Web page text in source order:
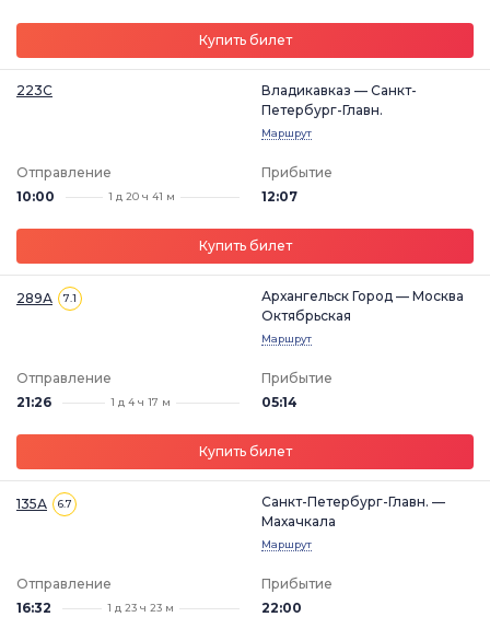
Купить билет
223С
Владикавказ — Санкт-
Петербург-Главн.
Маршрут
Отправление
10:00
1 д 20 ч 41 м
Прибытие
12:07
Купить билет
289А 7.1
Архангельск Город — Москва
Октябрьская
Маршрут
Отправление
21:26
1 д 4 ч 17 м
Прибытие
05:14
Купить билет
135А 6.7
Санкт-Петербург-Главн. —
Махачкала
Маршрут
Отправление
16:32
1 д 23 ч 23 м
Прибытие
22:00